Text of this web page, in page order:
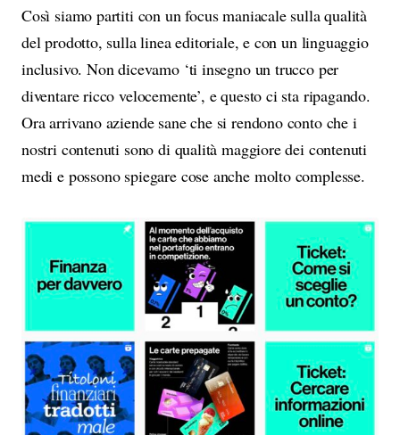
Così siamo partiti con un focus maniacale sulla qualità
del prodotto, sulla linea editoriale, e con un linguaggio
inclusivo. Non dicevamo ‘ti insegno un trucco per
diventare ricco velocemente’, e questo ci sta ripagando.
Ora arrivano aziende sane che si rendono conto che i
nostri contenuti sono di qualità maggiore dei contenuti
medi e possono spiegare cose anche molto complesse.